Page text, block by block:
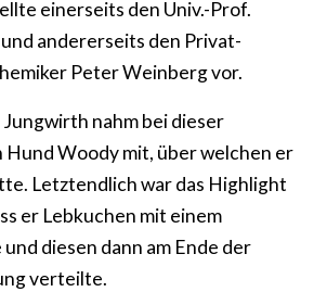
einerseits den Univ.-Prof.
andererseits den Privat-
Peter Weinberg vor.
nahm bei dieser
Woody mit, über welchen er
Letztendlich war das Highlight
er Lebkuchen mit einem
diesen dann am Ende der
verteilte.